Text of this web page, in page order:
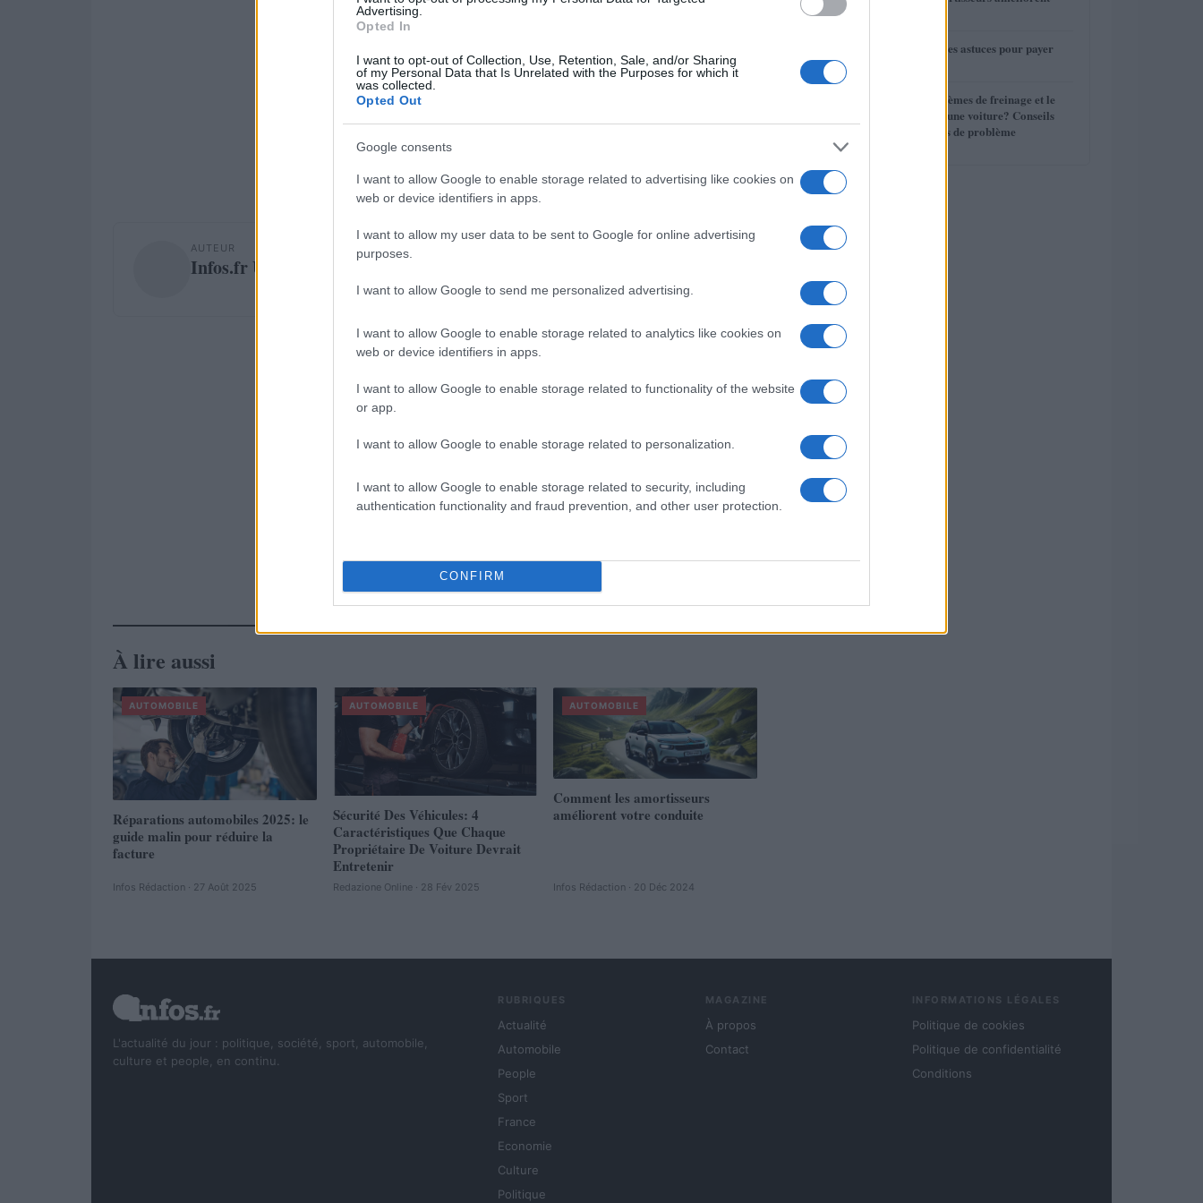
Advertising.
Opted In
I want to opt-out of Collection, Use, Retention, Sale, and/or Sharing
of my Personal Data that Is Unrelated with the Purposes for which it
was collected.
Opted Out
Google consents
I want to allow Google to enable storage related to advertising like cookies on
web or device identifiers in apps.
I want to allow my user data to be sent to Google for online advertising
purposes.
I want to allow Google to send me personalized advertising.
I want to allow Google to enable storage related to analytics like cookies on
web or device identifiers in apps.
I want to allow Google to enable storage related to functionality of the website
or app.
I want to allow Google to enable storage related to personalization.
I want to allow Google to enable storage related to security, including
authentication functionality and fraud prevention, and other user protection.
CONFIRM
AUTEUR
Infos.fr Unit
À lire aussi
AUTOMOBILE
Réparations automobiles 2025: le
guide malin pour réduire la
facture
Infos Rédaction · 27 Août 2025
AUTOMOBILE
Sécurité Des Véhicules: 4
Caractéristiques Que Chaque
Propriétaire De Voiture Devrait
Entretenir
Redazione Online · 28 Fév 2025
AUTOMOBILE
Comment les amortisseurs
améliorent votre conduite
Infos Rédaction · 20 Déc 2024
4
Assurance auto : les astuces pour payer
Quels sont les systèmes de freinage et le
liquide de frein d’une voiture? Conseils
d’entretien, Signes de problème
L'actualité du jour : politique, société, sport, automobile,
culture et people, en continu.
RUBRIQUES
Actualité
Automobile
People
Sport
France
Economie
Culture
Politique
MAGAZINE
À propos
Contact
INFORMATIONS LÉGALES
Politique de cookies
Politique de confidentialité
Conditions